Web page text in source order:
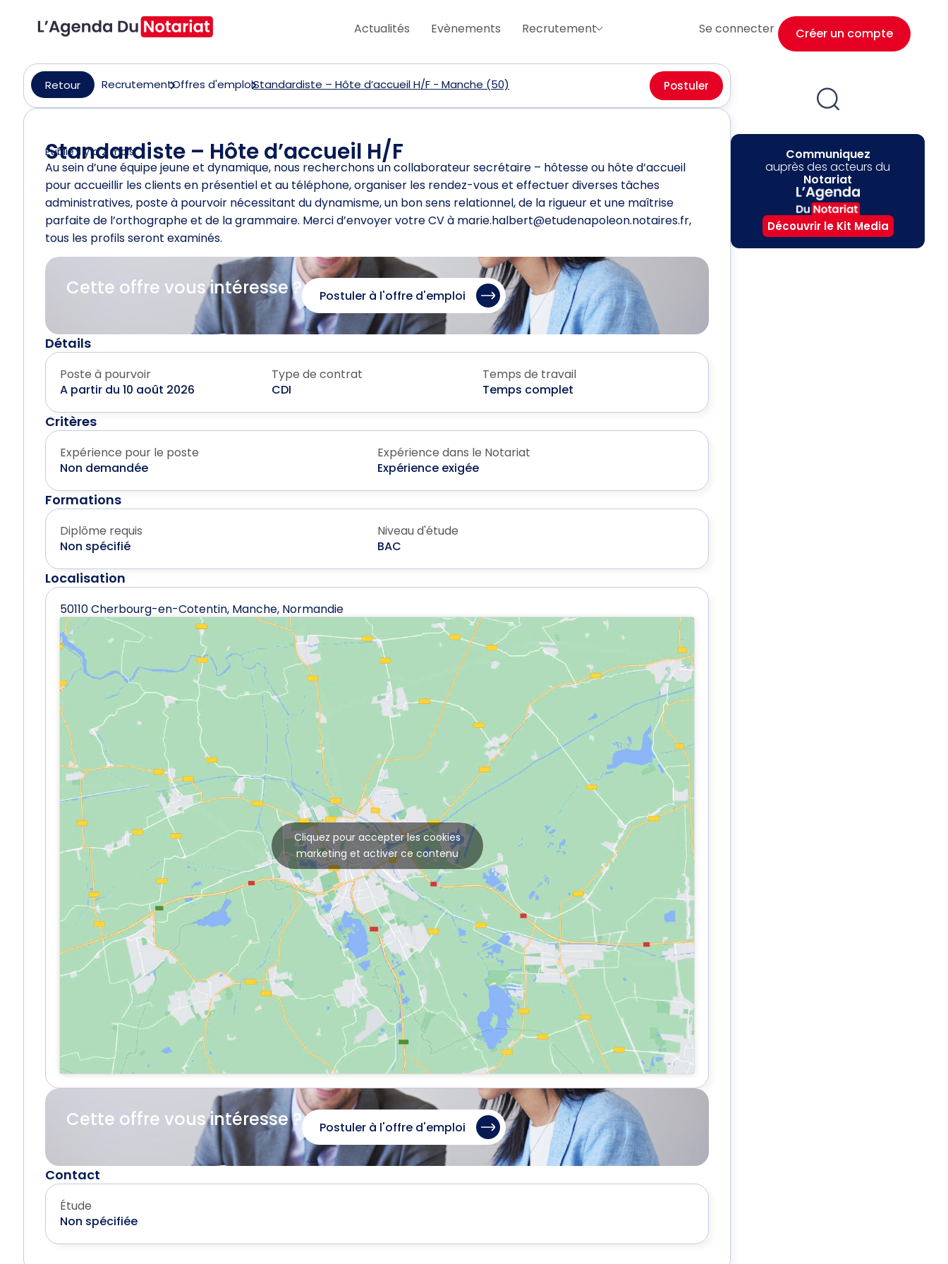
Actualités Evènements Recrutement Se connecter Créer un compte
Retour RecrutementOffres d'emploiStandardiste – Hôte d’accueil H/F - Manche (50) Postuler
Standardiste – Hôte d’accueil H/F
Publié il y a 2 mois
Au sein d’une équipe jeune et dynamique, nous recherchons un collaborateur secrétaire – hôtesse ou hôte d’accueil
pour accueillir les clients en présentiel et au téléphone, organiser les rendez-vous et effectuer diverses tâches
administratives, poste à pourvoir nécessitant du dynamisme, un bon sens relationnel, de la rigueur et une maîtrise
parfaite de l’orthographe et de la grammaire. Merci d’envoyer votre CV à marie.halbert@etudenapoleon.notaires.fr,
tous les profils seront examinés.
Cette offre vous intéresse ? Postuler à l'offre d'emploi
Détails
Poste à pourvoir
A partir du 10 août 2026
Type de contrat
CDI
Temps de travail
Temps complet
Critères
Expérience pour le poste
Non demandée
Expérience dans le Notariat
Expérience exigée
Formations
Diplôme requis
Non spécifié
Niveau d'étude
BAC
Localisation
50110 Cherbourg-en-Cotentin, Manche, Normandie
Cliquez pour accepter les cookies
marketing et activer ce contenu
Cette offre vous intéresse ? Postuler à l'offre d'emploi
Contact
Étude
Non spécifiée
Communiquez
auprès des acteurs du
Notariat
Découvrir le Kit Media